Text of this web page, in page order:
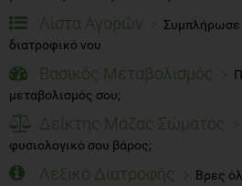
Λίστα Αγορών
Συμπλήρωσε
διατροφικό νου
Βασικός Μεταβολισμός
μεταβολισμός σου;
Δείκτης Μάζας Σώματος
φυσιολογικό σου βάρος;
Λεξικό Διατροφής
Βρες